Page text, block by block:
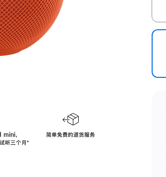
，
听三个月脚
⁺
简单免费的退货服务